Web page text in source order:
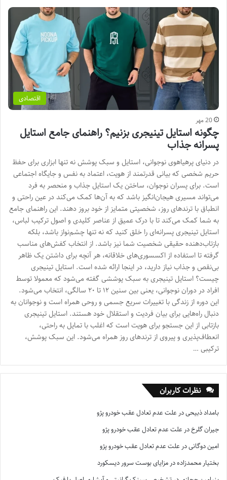
اقتصادی
20 مهر
چگونه استایل تینیجری بزنیم؟ راهنمای جامع استایل
پسرانه جذاب
در دنیای پرهیاهوی نوجوانی، استایل و سبک پوشش نه تنها ابزاری برای حفظ
حریم شخصی که بیانی قدرتمند از هویت، اعتماد به نفس و جایگاه اجتماعی
است. برای پسران نوجوان، ساختن یک استایل جذاب و منحصر به فرد
می‌تواند مسیری هیجان‌انگیز باشد که به آن‌ها کمک می‌کند در عین راحتی و
انطباق با ترندهای روز، شخصیتی متمایز از خود بروز دهند. این راهنمای جامع
به شما کمک می‌کند تا با درک عمیق از عناصر کلیدی و اصول ترکیب لباس،
استایل تینیجری پسرانه‌ای را خلق کنید که نه تنها چشم‌نواز باشد، بلکه
بازتاب‌دهنده حقیقی شخصیت شما نیز باشد. از انتخاب کفش‌های مناسب
گرفته تا استفاده از اکسسوری‌های خلاقانه، هر آنچه برای داشتن یک ظاهر
بی‌نقص و جذاب نیاز دارید، در اینجا ارائه شده است. استایل تینیجری
چیست؟ استایل تینیجری به سبک پوششی گفته می‌شود که معمولا توسط
افراد در دوران نوجوانی، یعنی بین سنین ۱۲ تا ۲۰ سالگی، انتخاب می‌شود.
این دوره از زندگی با تغییرات سریع جسمی و روحی همراه است و نوجوانان به
دنبال راه‌هایی برای بیان فردیت و استقلال خود هستند. استایل تینیجری
بازتابی از این جستجو برای هویت است که اغلب با تمایل به راحتی،
انعطاف‌پذیری و پیروی از ترندهای روز همراه می‌شود. این سبک پوشش،
ترکیبی …
نظرات کاربران
بامداد ذبیحیدر علت عدم تعادل عقب خودرو پژو
جیران گلرخدر علت عدم تعادل عقب خودرو پژو
امین دوگانیدر علت عدم تعادل عقب خودرو پژو
بختیار محمدزادهدر مزایای بوست سرور دیسکورد